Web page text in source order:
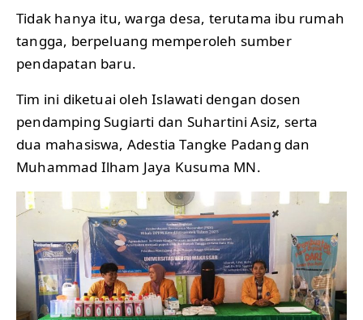
Tidak hanya itu, warga desa, terutama ibu rumah
tangga, berpeluang memperoleh sumber
pendapatan baru.
Tim ini diketuai oleh Islawati dengan dosen
pendamping Sugiarti dan Suhartini Asiz, serta
dua mahasiswa, Adestia Tangke Padang dan
Muhammad Ilham Jaya Kusuma MN.